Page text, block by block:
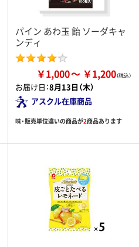
パイン あわ玉 飴 ソーダキャ
ンディ
￥1,000 ￥1,200
お届け日：8月13日（木）
アスクル在庫商品
味・販売単位違いの商品が2商品あります